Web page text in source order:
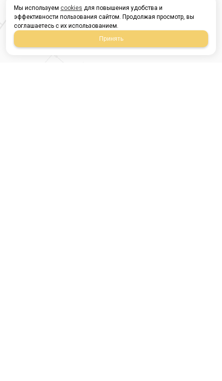
Мы используем cookies для повышения удобства и
эффективности пользования сайтом. Продолжая просмотр, вы
соглашаетесь с их использованием.
Принять